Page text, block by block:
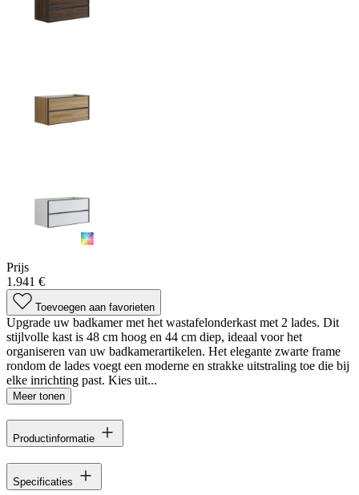
Prijs
1.941 €
Toevoegen aan favorieten
Upgrade uw badkamer met het wastafelonderkast met 2 lades. Dit
stijlvolle kast is 48 cm hoog en 44 cm diep, ideaal voor het
organiseren van uw badkamerartikelen. Het elegante zwarte frame
rondom de lades voegt een moderne en strakke uitstraling toe die bij
elke inrichting past. Kies uit...
Meer tonen
Productinformatie
Specificaties